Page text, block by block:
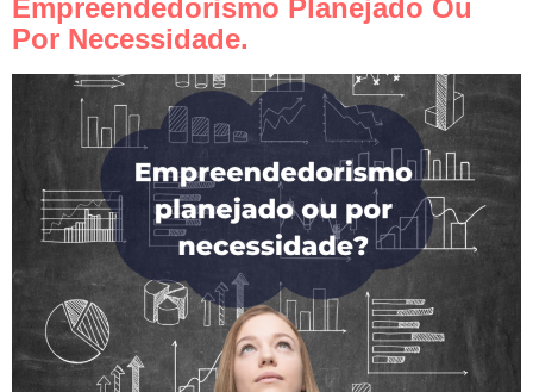
Empreendedorismo Planejado Ou
Por Necessidade.